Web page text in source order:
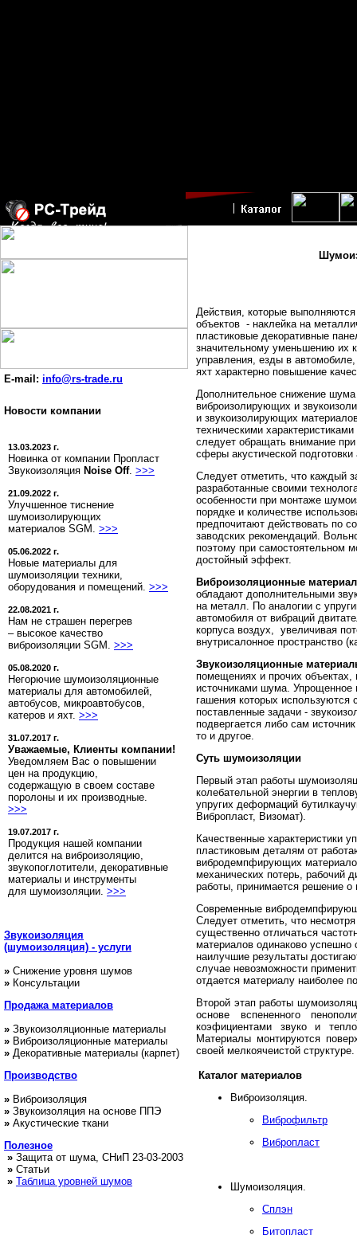
E-mail: info@rs-trade.ru
Новости компании
13.03.2023 г.
Новинка от компании Пропласт
Звукоизоляция Noise Off. >>>
21.09.2022 г.
Улучшенное тиснение
шумоизолирующих
материалов SGM. >>>
05.06.2022 г.
Новые материалы для
шумоизоляции техники,
оборудования и помещений. >>>
22.08.2021 г.
Нам не страшен перегрев
– высокое качество
виброизоляции SGM. >>>
05.08.2020 г.
Негорючие шумоизоляционные
материалы для автомобилей,
автобусов, микроавтобусов,
катеров и яхт. >>>
31.07.2017 г.
Уважаемые, Клиенты компании!
Уведомляем Вас о повышении
цен на продукцию,
содержащую в своем составе
поролоны и их производные.
>>>
19.07.2017 г.
Продукция нашей компании
делится на виброизоляцию,
звукопоглотители, декоративные
материалы и инструменты
для шумоизоляции. >>>
Звукоизоляция
(шумоизоляция) - услуги
» Снижение уровня шумов
» Консультации
Продажаматериалов
» Звукоизоляционные материалы
» Виброизоляционные материалы
» Декоративные материалы (карпет)
Производство
» Виброизоляция
» Звукоизоляция на основе ППЭ
» Акустические ткани
Полезное
» Защита от шума, СНиП 23-03-2003
» Статьи
» Таблица уровней шумов
Действия, которые
объектов - наклейка на
пластиковые декоративные
значительному уменьшению их
управления, езды в
яхт характерно повышение
Дополнительное снижение
виброизолирующих и
и звукоизолирующих
техническими
следует обращать внимание
сферы акустической
Следует отметить, что каждый
разработанные своими
особенности при монтаже
порядке и количестве
предпочитают действовать по
заводских рекомендаций.
поэтому при самостоятельном
достойный эффект.
Виброизоляционные
обладают дополнительными
на металл. По аналогии с
автомобиля от вибраций
корпуса воздух, увеличивая
внутрисалонное пространство
Звукоизоляционные
помещениях и прочих объектах,
источниками шума. Упрощенное
гашения которых используются
поставленные задачи -
подвергается либо сам
то и другое.
Суть шумоизоляции
Первый этап работы
колебательной энергии в
упругих деформаций
Вибропласт, Визомат).
Качественные
пластиковым деталям от
вибродемпфирующих
механических потерь, рабочий
работы, принимается решение о
Современные
Следует отметить, что
существенно отличаться
материалов одинаково
наилучшие результаты
случае невозможности
отдается материалу наиболее
Второй этап работы
основе вспененного
коэфициентами звуко и
Материалы монтируются
своей мелкоячеистой структуре.
Каталог материалов
Виброизоляция.
Виброфильтр
Вибропласт
Шумоизоляция.
Сплэн
Битопласт